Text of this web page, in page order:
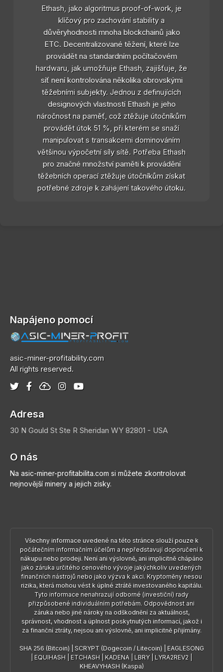
Ethash, jako algoritmus proof-of-work, je
klíčový pro zachování stability a
důvěryhodnosti mnoha blockchainů jako
ETC. Decentralizované těžení, které lze
provádět na standardním počítačovém
hardwaru, jak umožňuje Ethash, zajišťuje, že
síť není kontrolována několika obrovskými
těžebními subjekty. Jednou z definujících
designových vlastností Ethash je jeho
náročnost na paměť, což ztěžuje útočníkům
provádět útok 51 %, při kterém se snaží
manipulovat s transakcemi dominováním
většinou výpočetní síly sítě. Potřeba Ethash
pro značné množství paměti k provádění
těžebních operací ztěžuje útočníkům získat
potřebné zdroje k zahájení takového útoku.
Napájeno pomocí
asic-miner-profitability.com
All rights reserved.
Adresa
30 N Gould St Ste R Sheridan WY 82801 - USA
O nás
Na asic-miner-profitabilita.com si můžete zkontrolovat
nejnovější minery a jejich zisky.
Všechny informace uvedené na této stránce slouží pouze k
počátečním informačním účelům a nepředstavují doporučení k
nákupu nebo prodeji. Není ani výslovně, ani implicitně chápáno
jako záruka určitého cenového vývoje jakýchkoliv uvedených
finančních nástrojů nebo jako výzva k akci. Kryptoměny nesou
rizika, která mohou vést k úplné ztrátě investovaného kapitálu.
Tyto informace nenahrazují odborné (investiční) rady
přizpůsobené individuálním potřebám. Odpovědnost ani
záruka nebo jiné nároky na odškodnění za aktuálnost,
správnost, vhodnost a úplnost poskytnutých informací, jakož i
za finanční ztráty, nejsou ani výslovně, ani implicitně přijímány.
SHA 256 (Bitcoin) SCRYPT (Dogecoin / Litecoin)
EAGLESONG
EQUIHASH ETCHASH KADENA LBRY| LYRA2REV2
KHEAVYHASH (Kaspa)